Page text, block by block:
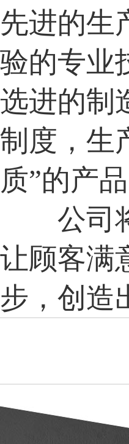
先进的生
验的专业
选进的制
制度，生
质”的产品
公司将
让顾客满
步，创造